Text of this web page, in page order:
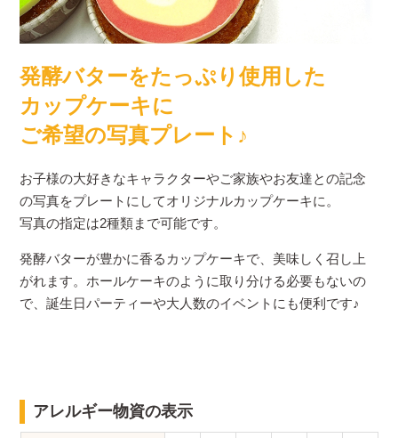
発酵バターをたっぷり使用した
カップケーキに
ご希望の写真プレート♪
お子様の大好きなキャラクターやご家族やお友達との記念
の写真をプレートにしてオリジナルカップケーキに。
写真の指定は2種類まで可能です。
発酵バターが豊かに香るカップケーキで、美味しく召し上
がれます。ホールケーキのように取り分ける必要もないの
で、誕生日パーティーや大人数のイベントにも便利です♪
アレルギー物資の表示